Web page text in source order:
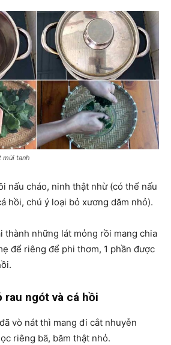
mùi tanh
nấu cháo, ninh thật nhừ (có thể nấu
hồi, chú ý loại bỏ xương dăm nhỏ).
thành những lát mỏng rồi mang chia
để riêng để phi thơm, 1 phần được
rau ngót và cá hồi
vò nát thì mang đi cắt nhuyễn
riêng bã, băm thật nhỏ.